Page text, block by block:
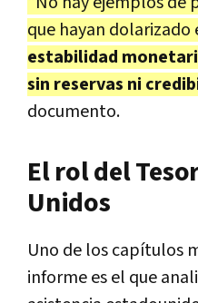
que hayan
estabilidad
sin reservas ni
documento.
El rol del
Unidos
Uno de los capítulos
informe es el que